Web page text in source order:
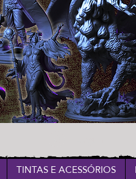
TINTAS E ACESSÓRIOS